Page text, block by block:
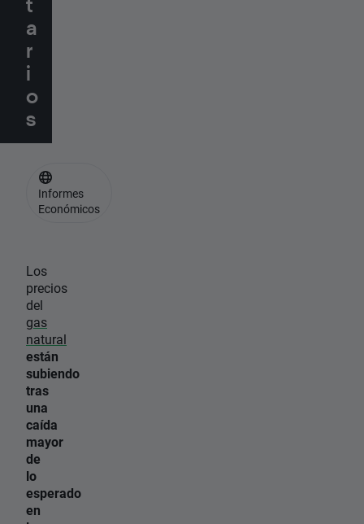
t
a
r
i
o
s
Los
precios
del
gas
natural
están
subiendo
tras
una
caída
mayor
de
lo
esperado
en
Informes
Económicos